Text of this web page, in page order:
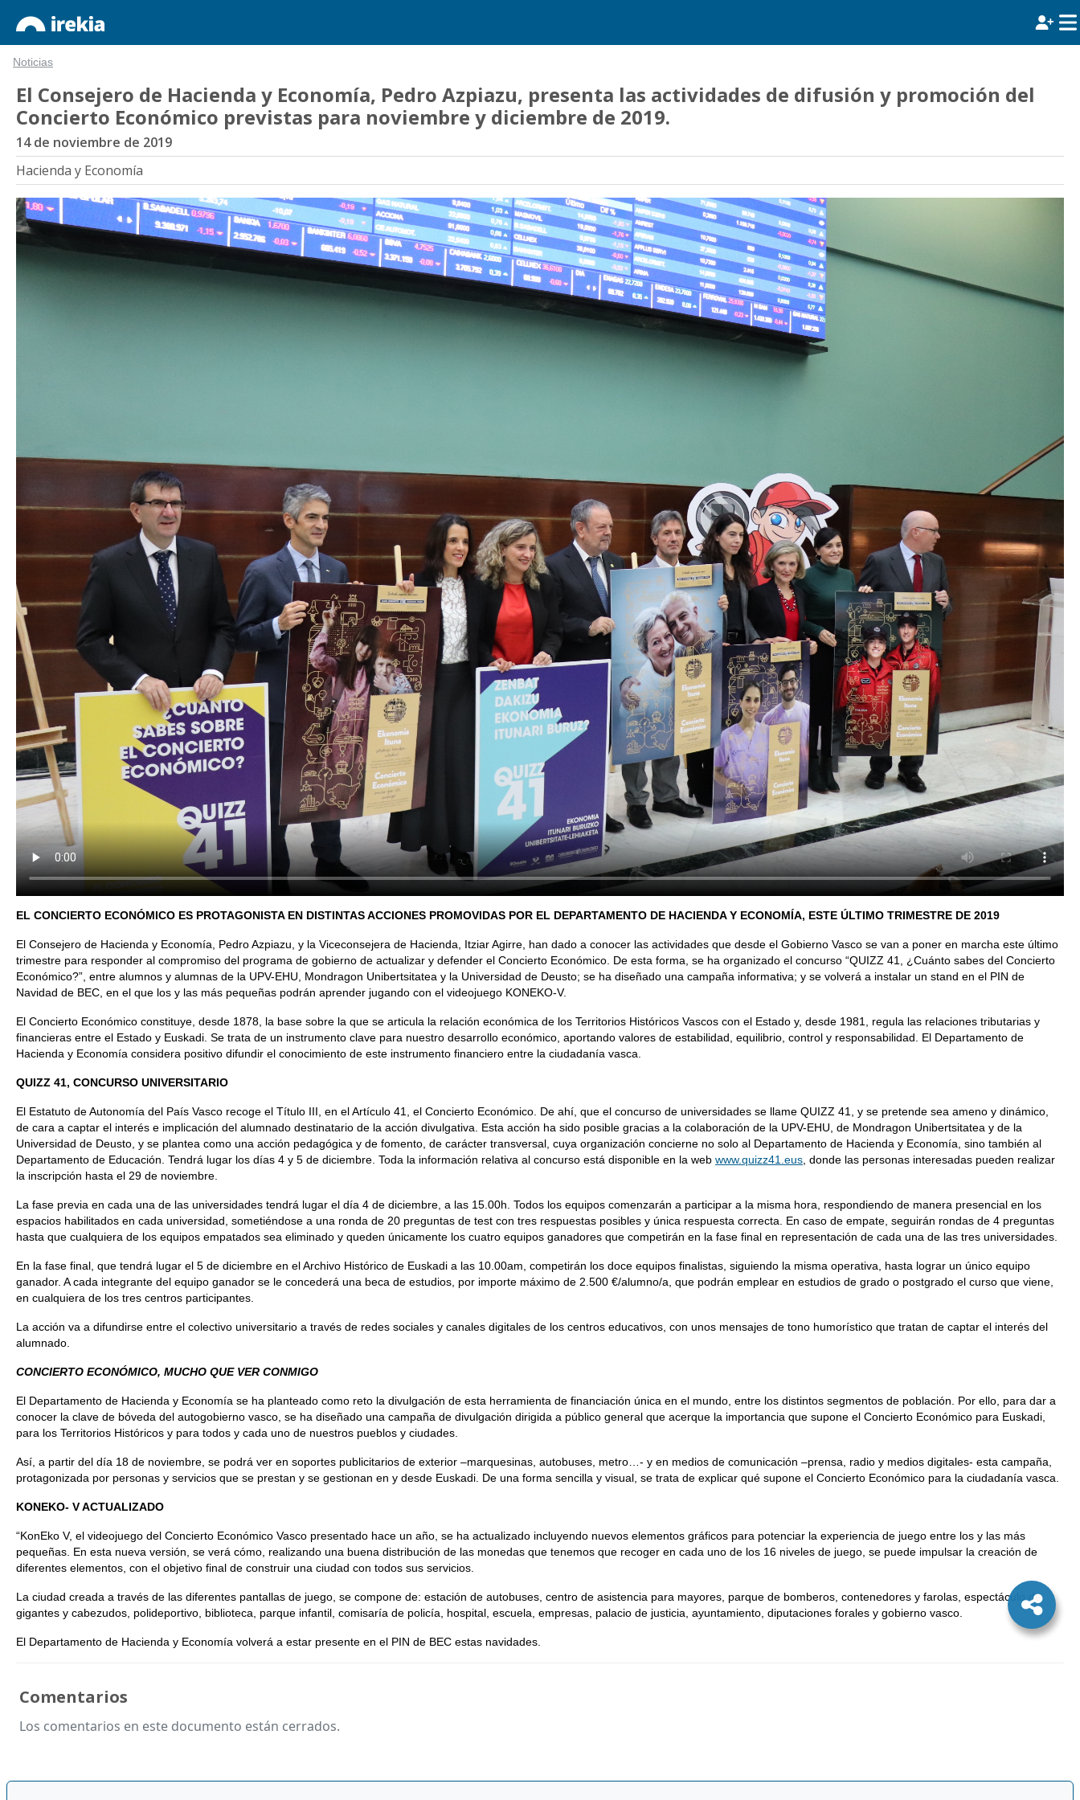
Noticias
El Consejero de Hacienda y Economía, Pedro Azpiazu, presenta las actividades de difusión y promoción del
Concierto Económico previstas para noviembre y diciembre de 2019.
14 de noviembre de 2019
Hacienda y Economía
EL CONCIERTO ECONÓMICO ES PROTAGONISTA EN DISTINTAS ACCIONES PROMOVIDAS POR EL DEPARTAMENTO DE HACIENDA Y ECONOMÍA, ESTE ÚLTIMO TRIMESTRE DE 2019
El Consejero de Hacienda y Economía, Pedro Azpiazu, y la Viceconsejera de Hacienda, Itziar Agirre, han dado a conocer las actividades que desde el Gobierno Vasco se van a poner en marcha este último
trimestre para responder al compromiso del programa de gobierno de actualizar y defender el Concierto Económico. De esta forma, se ha organizado el concurso “QUIZZ 41, ¿Cuánto sabes del Concierto
Económico?”, entre alumnos y alumnas de la UPV-EHU, Mondragon Unibertsitatea y la Universidad de Deusto; se ha diseñado una campaña informativa; y se volverá a instalar un stand en el PIN de
Navidad de BEC, en el que los y las más pequeñas podrán aprender jugando con el videojuego KONEKO-V.
El Concierto Económico constituye, desde 1878, la base sobre la que se articula la relación económica de los Territorios Históricos Vascos con el Estado y, desde 1981, regula las relaciones tributarias y
financieras entre el Estado y Euskadi. Se trata de un instrumento clave para nuestro desarrollo económico, aportando valores de estabilidad, equilibrio, control y responsabilidad. El Departamento de
Hacienda y Economía considera positivo difundir el conocimiento de este instrumento financiero entre la ciudadanía vasca.
QUIZZ 41, CONCURSO UNIVERSITARIO
El Estatuto de Autonomía del País Vasco recoge el Título III, en el Artículo 41, el Concierto Económico. De ahí, que el concurso de universidades se llame QUIZZ 41, y se pretende sea ameno y dinámico,
de cara a captar el interés e implicación del alumnado destinatario de la acción divulgativa. Esta acción ha sido posible gracias a la colaboración de la UPV-EHU, de Mondragon Unibertsitatea y de la
Universidad de Deusto, y se plantea como una acción pedagógica y de fomento, de carácter transversal, cuya organización concierne no solo al Departamento de Hacienda y Economía, sino también al
Departamento de Educación. Tendrá lugar los días 4 y 5 de diciembre. Toda la información relativa al concurso está disponible en la web www.quizz41.eus , donde las personas interesadas pueden realizar
la inscripción hasta el 29 de noviembre.
La fase previa en cada una de las universidades tendrá lugar el día 4 de diciembre, a las 15.00h. Todos los equipos comenzarán a participar a la misma hora, respondiendo de manera presencial en los
espacios habilitados en cada universidad, sometiéndose a una ronda de 20 preguntas de test con tres respuestas posibles y única respuesta correcta. En caso de empate, seguirán rondas de 4 preguntas
hasta que cualquiera de los equipos empatados sea eliminado y queden únicamente los cuatro equipos ganadores que competirán en la fase final en representación de cada una de las tres universidades.
En la fase final, que tendrá lugar el 5 de diciembre en el Archivo Histórico de Euskadi a las 10.00am, competirán los doce equipos finalistas, siguiendo la misma operativa, hasta lograr un único equipo
ganador. A cada integrante del equipo ganador se le concederá una beca de estudios, por importe máximo de 2.500 €/alumno/a, que podrán emplear en estudios de grado o postgrado el curso que viene,
en cualquiera de los tres centros participantes.
La acción va a difundirse entre el colectivo universitario a través de redes sociales y canales digitales de los centros educativos, con unos mensajes de tono humorístico que tratan de captar el interés del
alumnado.
CONCIERTO ECONÓMICO, MUCHO QUE VER CONMIGO
El Departamento de Hacienda y Economía se ha planteado como reto la divulgación de esta herramienta de financiación única en el mundo, entre los distintos segmentos de población. Por ello, para dar a
conocer la clave de bóveda del autogobierno vasco, se ha diseñado una campaña de divulgación dirigida a público general que acerque la importancia que supone el Concierto Económico para Euskadi,
para los Territorios Históricos y para todos y cada uno de nuestros pueblos y ciudades.
Así, a partir del día 18 de noviembre, se podrá ver en soportes publicitarios de exterior –marquesinas, autobuses, metro…- y en medios de comunicación –prensa, radio y medios digitales- esta campaña,
protagonizada por personas y servicios que se prestan y se gestionan en y desde Euskadi. De una forma sencilla y visual, se trata de explicar qué supone el Concierto Económico para la ciudadanía vasca.
KONEKO- V ACTUALIZADO
“KonEko V, el videojuego del Concierto Económico Vasco presentado hace un año, se ha actualizado incluyendo nuevos elementos gráficos para potenciar la experiencia de juego entre los y las más
pequeñas. En esta nueva versión, se verá cómo, realizando una buena distribución de las monedas que tenemos que recoger en cada uno de los 16 niveles de juego, se puede impulsar la creación de
diferentes elementos, con el objetivo final de construir una ciudad con todos sus servicios.
La ciudad creada a través de las diferentes pantallas de juego, se compone de: estación de autobuses, centro de asistencia para mayores, parque de bomberos, contenedores y farolas, espectáculo de
gigantes y cabezudos, polideportivo, biblioteca, parque infantil, comisaría de policía, hospital, escuela, empresas, palacio de justicia, ayuntamiento, diputaciones forales y gobierno vasco.
El Departamento de Hacienda y Economía volverá a estar presente en el PIN de BEC estas navidades.
Comentarios
Los comentarios en este documento están cerrados.